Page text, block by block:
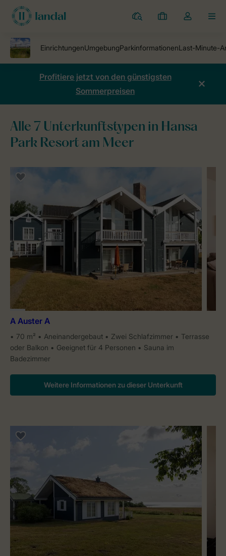
Ferienparks
Meine
Dropdown-
öffnen
Profitiere jetzt von den günstigsten
Sommerpreisen
Ferienparks Hansa Park Resort am Meer
Alle 7 Unterkunftstypen in Hansa
Park Resort am Meer
A Auster A
70 m² Aneinandergebaut Zwei Schlafzimmer
Terrasse
oder Balkon
Geeignet für 4 Personen
Sauna im
Badezimmer
Weitere Informationen zu dieser Unterkunft